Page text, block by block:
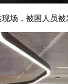
场，被困人员